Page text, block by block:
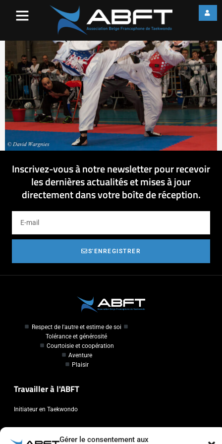
Gérer le consentement aux
Inscrivez-vous à notre newsletter pour recevoir
les dernières actualités et mises à jour
directement dans votre boîte de réception.
S'ENREGISTRER
Respect de l'autre et estime de soi
Tolérance et générosité
Courtoisie et coopération
Aventure
Plaisir
Travailler à l'ABFT
Initiateur en Taekwondo